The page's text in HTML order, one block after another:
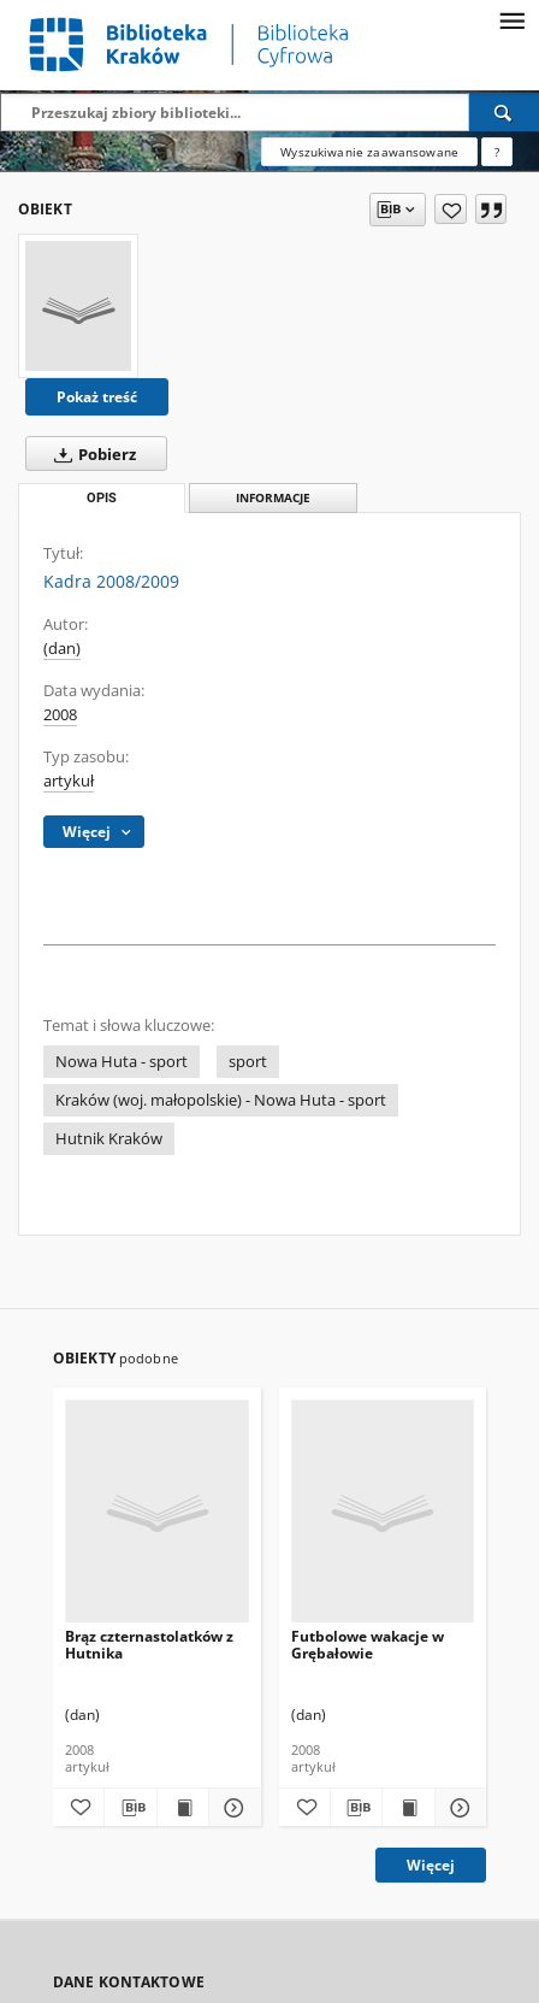
Wyszukiwanie zaawansowane ?
OBIEKT
Pokaż treść
Pobierz
OPIS INFORMACJE
Tytuł:
Kadra 2008/2009
Autor:
(dan)
Data wydania:
2008
Typ zasobu:
artykuł
Więcej
Temat i słowa kluczowe:
Nowa Huta - sport
sport
Kraków (woj. małopolskie) - Nowa Huta - sport
Hutnik Kraków
OBIEKTY podobne
Brąz czternastolatków z
Hutnika
(dan)
2008
artykuł
Futbolowe wakacje w
Grębałowie
(dan)
2008
artykuł
Więcej
DANE KONTAKTOWE